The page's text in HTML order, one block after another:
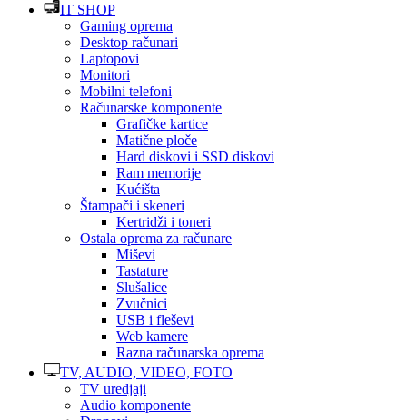
IT SHOP
Gaming oprema
Desktop računari
Laptopovi
Monitori
Mobilni telefoni
Računarske komponente
Grafičke kartice
Matične ploče
Hard diskovi i SSD diskovi
Ram memorije
Kućišta
Štampači i skeneri
Kertridži i toneri
Ostala oprema za računare
Miševi
Tastature
Slušalice
Zvučnici
USB i fleševi
Web kamere
Razna računarska oprema
TV, AUDIO, VIDEO, FOTO
TV uredjaji
Audio komponente